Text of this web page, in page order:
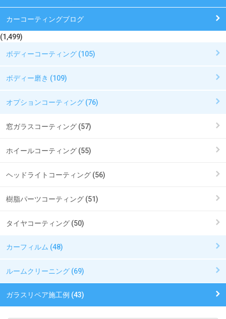
カーコーティングブログ
(1,499)
ボディーコーティング (105)
ボディー磨き (109)
オプションコーティング (76)
窓ガラスコーティング (57)
ホイールコーティング (55)
ヘッドライトコーティング (56)
樹脂パーツコーティング (51)
タイヤコーティング (50)
カーフィルム (48)
ルームクリーニング (69)
ガラスリペア施工例 (43)